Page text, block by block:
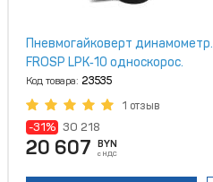
Пневмогайковерт динамометр.
FROSP LPK‑10 односкорос.
Код товара: 23535
1 отзыв
-31% 30 218
20 607 BYN
с НДС